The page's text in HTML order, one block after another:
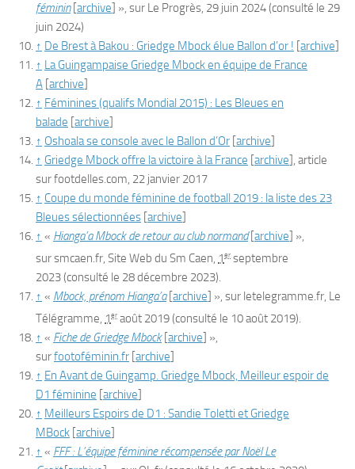
féminin[archive] », sur Le Progrès, 29 juin 2024(consulté le 29
juin 2024)
↑ De Brest à Bakou : Griedge Mbock élue Ballon d’or ! [archive]
↑ La Guingampaise Griedge Mbock en équipe de France
A [archive]
↑ Féminines (qualifs Mondial 2015) : Les Bleues en
balade [archive]
↑ Oshoala se console avec le Ballon d’Or [archive]
↑ Griedge Mbock offre la victoire à la France [archive], article
surfootdelles.com, 22 janvier 2017
↑ Coupe du monde féminine de football 2019 : la liste des 23
Bleues sélectionnées [archive]
↑ « Hianga’a Mbock de retour au club normand[archive] »,
sursmcaen.fr, Site Web du Sm Caen, 1er septembre
2023(consulté le 28 décembre 2023).
↑ « Mbock, prénom Hianga’a[archive] », sur letelegramme.fr, Le
Télégramme, 1er août 2019(consulté le 10 août 2019).
↑ « Fiche de Griedge Mbock[archive] »,
surfootoféminin.fr [archive]
↑ En Avant de Guingamp. Griedge Mbock, Meilleur espoir de
D1 féminine [archive]
↑ Meilleurs Espoirs de D1 : Sandie Toletti et Griedge
MBock [archive]
↑ « FFF : L’équipe féminine récompensée par Noël Le